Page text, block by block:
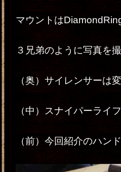
マウントは
３兄弟のように写真を
（奥）サイレンサーは
（中）スナイパーライ
（前）今回紹介のハン